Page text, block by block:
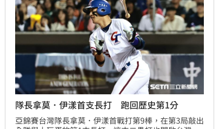
隊長拿莫．伊漾首支長打 跑回歷史第1分
亞錦賽台灣隊長拿莫．伊漾首戰打第9棒，在第3局敲出